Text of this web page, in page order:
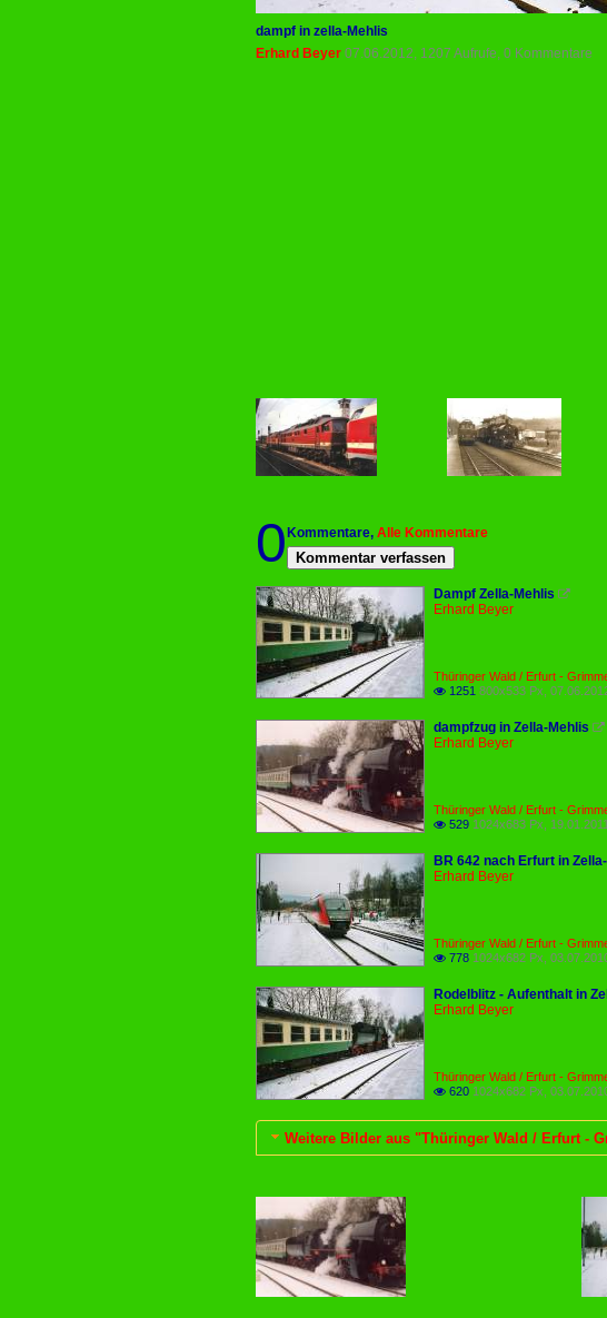
dampf in zella-Mehlis
Erhard Beyer 07.06.2012, 1207 Aufrufe, 0 Kommentare
0 Kommentare, Alle Kommentare
Kommentar verfassen
Dampf Zella-Mehlis 
Erhard Beyer
Thüringer Wald / Erfurt -
 1251 800x533 Px,
dampfzug in Zella-Mehlis 
Erhard Beyer
Thüringer Wald / Erfurt -
 529 1024x683 Px, 19.01.2011
BR 642 nach Erfurt in
Erhard Beyer
Thüringer Wald / Erfurt -
 778 1024x682 Px,
Rodelblitz - Aufenthalt in
Erhard Beyer
Thüringer Wald / Erfurt -
 620 1024x682 Px,
Weitere Bilder aus "Thüringer Wald / Erfurt -